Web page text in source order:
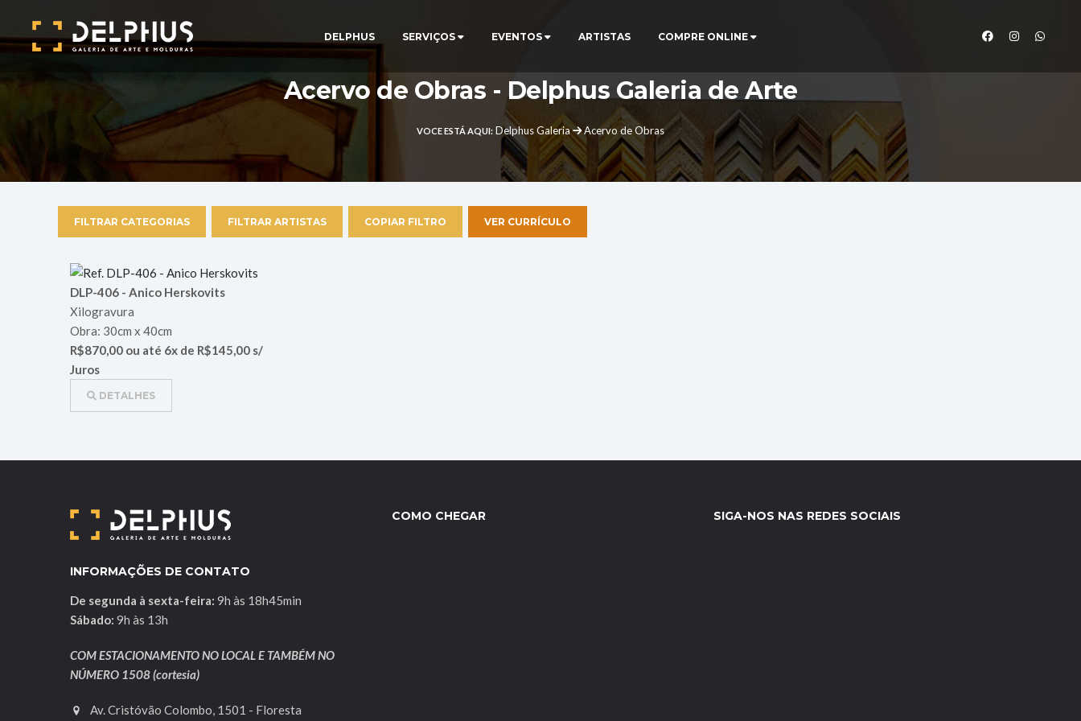
DELPHUS SERVIÇOS EVENTOS ARTISTAS COMPRE ONLINE
Acervo de Obras - Delphus Galeria de Arte
VOCE ESTÁ AQUI: Delphus Galeria Acervo de Obras
FILTRAR CATEGORIAS FILTRAR ARTISTAS COPIAR FILTRO VER CURRÍCULO
DLP-406 - Anico Herskovits
Xilogravura
Obra: 30cm x 40cm
R$870,00 ou até 6x de R$145,00 s/
Juros
DETALHES
INFORMAÇÕES DE CONTATO
De segunda à sexta-feira: 9h às 18h45min
Sábado: 9h às 13h
COM ESTACIONAMENTO NO LOCAL E TAMBÉM NO
NÚMERO 1508 (cortesia)
Av. Cristóvão Colombo, 1501 - Floresta
COMO CHEGAR SIGA-NOS NAS REDES SOCIAIS